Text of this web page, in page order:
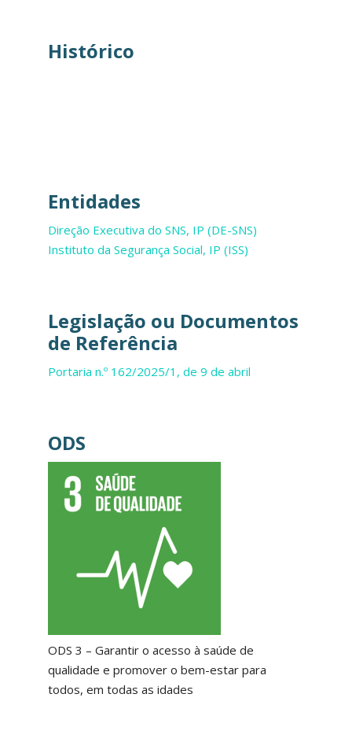
Histórico
Entidades
Direção Executiva do SNS, IP (DE-SNS)
Instituto da Segurança Social, IP (ISS)
Legislação ou Documentos
de Referência
Portaria n.º 162/2025/1, de 9 de abril
ODS
ODS 3 – Garantir o acesso à saúde de
qualidade e promover o bem-estar para
todos, em todas as idades